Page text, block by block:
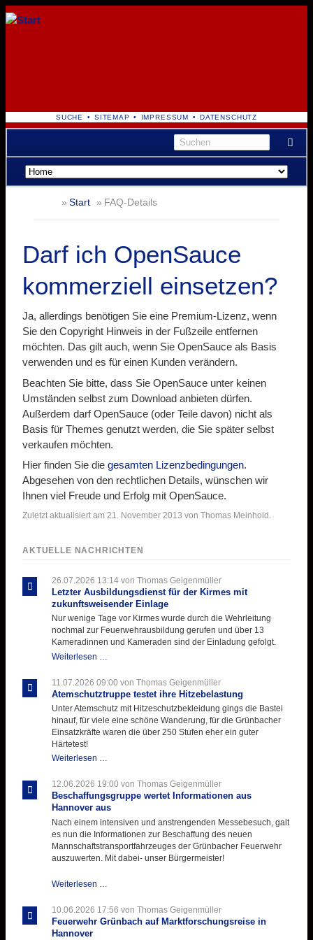
NAVIGATION
ÜBERSPRINGEN
SUCHE SITEMAP IMPRESSUM DATENSCHUTZ
Navigation
überspringen
Start FAQ-Details
Darf ich OpenSauce
kommerziell einsetzen?
Ja, allerdings benötigen Sie eine Premium-Lizenz, wenn
Sie den Copyright Hinweis in der Fußzeile entfernen
möchten. Das gilt auch, wenn Sie OpenSauce als Basis
verwenden und es für einen Kunden verändern.
Beachten Sie bitte, dass Sie OpenSauce unter keinen
Umständen selbst zum Download anbieten dürfen.
Außerdem darf OpenSauce (oder Teile davon) nicht als
Basis für Themes genutzt werden, die Sie später selbst
verkaufen möchten.
Hier finden Sie die gesamten Lizenzbedingungen.
Abgesehen von den rechtlichen Details, wünschen wir
Ihnen viel Freude und Erfolg mit OpenSauce.
Zuletzt aktualisiert am 21. November 2013 von Thomas Meinhold.
AKTUELLE NACHRICHTEN
26.07.2026 13:14von Thomas Geigenmüller
Letzter Ausbildungsdienst für der Kirmes mit
zukunftsweisender Einlage
Nur wenige Tage vor Kirmes wurde durch die Wehrleitung
nochmal zur Feuerwehrausbildung gerufen und über 13
Kameradinnen und Kameraden sind der Einladung gefolgt.
Weiterlesen …
für
der
Kirmes
mit
zukunftsweisender
11.07.2026 09:00 von Thomas Geigenmüller
Atemschutztruppe testet ihre Hitzebelastung
Unter Atemschutz mit Hitzeschutzbekleidung gings die Bastei
hinauf, für viele eine schöne Wanderung, für die Grünbacher
Einsatzkräfte waren die über 250 Stufen eher ein guter
Härtetest!
Weiterlesen …
ihre
Hitzebelastung
12.06.2026 19:00 von Thomas Geigenmüller
Beschaffungsgruppe wertet Informationen aus
Hannover aus
Nach einem intensiven und anstrengenden Messebesuch, galt
es nun die Informationen zur Beschaffung des neuen
Mannschaftstransportfahrzeuges der Grünbacher Feuerwehr
auszuwerten. Mit dabei- unser Bürgermeister!
Weiterlesen …
Informationen
aus
10.06.2026 17:56 von Thomas Geigenmüller
Feuerwehr Grünbach auf Marktforschungsreise in
Hannover